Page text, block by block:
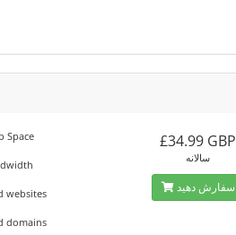
Space
websites
domains
£34.99 GBP
سالانه
سفارش دهید